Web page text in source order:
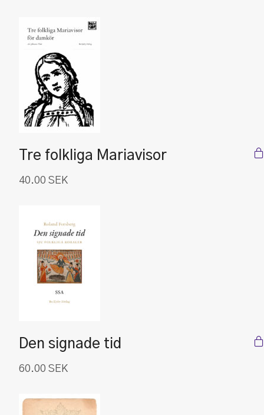
Tre folkliga Mariavisor
40.00 SEK
Den signade tid
60.00 SEK